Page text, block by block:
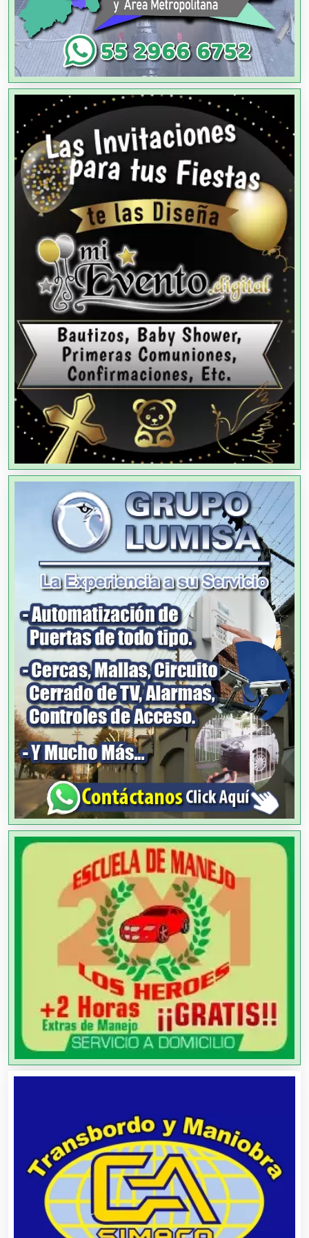
Agricultura y Ganadería
Agua Purificada
Aire Acondicionado
Alarmas
Albercas
Alimentos
Almacenaje
Alquiler de Autos
Alquiler de Equipos para Fiestas
Alquiler de Sillas y Mesas
Alquiler de Trajes de Etiqueta
Alta Costura
Aluminio
Ambulancias
Análisis Clínicos
Análisis de Aguas
Animadores de Eventos
Aparatos y Equipos Eléctricos
Arquitectos
Artes Gráficas
Artesanías
Artículos de Oficina
Artículos de Piel
Artículos Importados
Artículos para el Hogar
Artículos para Regalos